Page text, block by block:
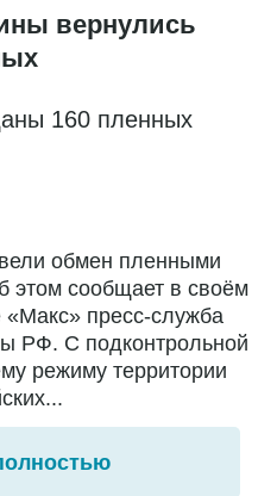
вернулись
160 пленных
обмен пленными
этом сообщает в своём
пресс-служба
РФ. С подконтрольной
режиму территории